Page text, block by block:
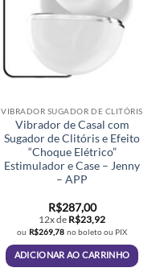
VIBRADOR SUGADOR DE CLITÓRIS
Vibrador de Casal com
Sugador de Clitóris e Efeito
“Choque Elétrico”
Estimulador e Case – Jenny
– APP
R$287,00
12x de R$23,92
ou R$269,78 no boleto ou PIX
ADICIONAR AO CARRINHO